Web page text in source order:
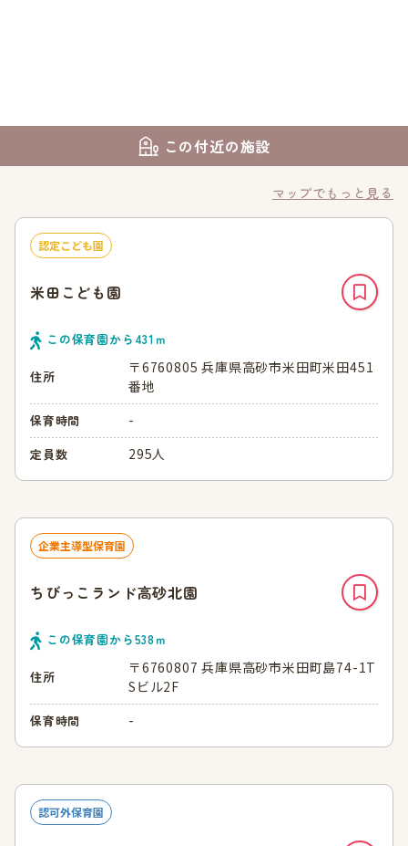
この付近の施設
マップでもっと見る
認定こども園
米田こども園
この保育園から 431 ｍ
住所
〒6760805 兵庫県高砂市米田町米田451
番地
保育時間 -
定員数 295人
企業主導型保育園
ちびっこランド高砂北園
この保育園から538ｍ
住所
〒6760807 兵庫県高砂市米田町島74-1T
Sビル2F
保育時間 -
認可外保育園